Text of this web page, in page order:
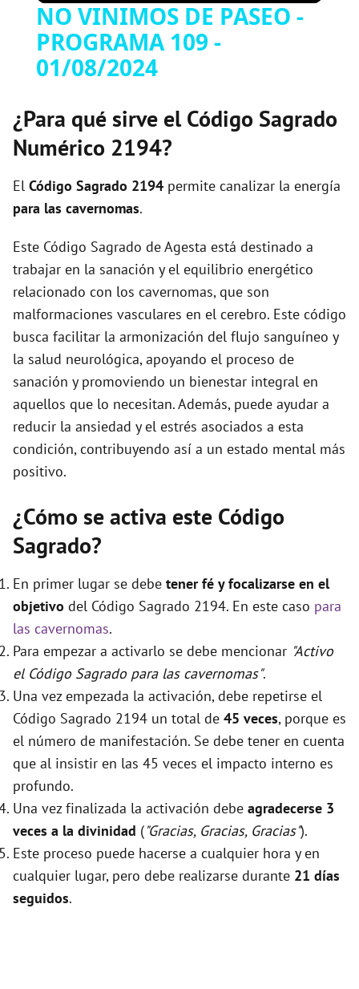
a
i
e
o
NO VINIMOS DE PASEO -
PROGRAMA 109 -
01/08/2024
¿Para qué sirve el Código Sagrado
Numérico 2194?
El Código Sagrado 2194 permite canalizar la energía
para las cavernomas.
Este Código Sagrado de Agesta está destinado a
trabajar en la sanación y el equilibrio energético
relacionado con los cavernomas, que son
malformaciones vasculares en el cerebro. Este código
busca facilitar la armonización del flujo sanguíneo y
la salud neurológica, apoyando el proceso de
sanación y promoviendo un bienestar integral en
aquellos que lo necesitan. Además, puede ayudar a
reducir la ansiedad y el estrés asociados a esta
condición, contribuyendo así a un estado mental más
positivo.
¿Cómo se activa este Código
Sagrado?
En primer lugar se debe tener fé y focalizarse en el
objetivo del Código Sagrado 2194. En este caso para
las cavernomas.
Para empezar a activarlo se debe mencionar "Activo
el Código Sagrado para las cavernomas".
Una vez empezada la activación, debe repetirse el
Código Sagrado 2194 un total de 45 veces, porque es
el número de manifestación. Se debe tener en cuenta
que al insistir en las 45 veces el impacto interno es
profundo.
Una vez finalizada la activación debe agradecerse 3
veces a la divinidad ("Gracias, Gracias, Gracias").
Este proceso puede hacerse a cualquier hora y en
cualquier lugar, pero debe realizarse durante 21 días
seguidos.